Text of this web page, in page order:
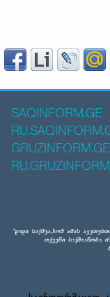
SAQINFORM.GE
GRUZINFORM.GE